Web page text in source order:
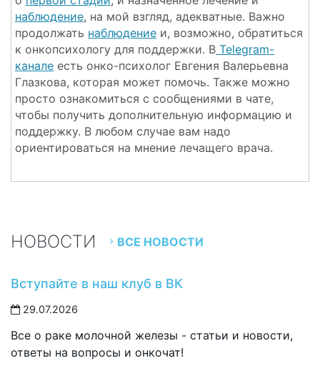
наблюдение, на мой взгляд, адекватные. Важно
продолжать наблюдение и, возможно, обратиться
к онкопсихологу для поддержки. В Telegram-
канале есть онко-психолог Евгения Валерьевна
Глазкова, которая может помочь. Также можно
просто ознакомиться с сообщениями в чате,
чтобы получить дополнительную информацию и
поддержку. В любом случае вам надо
ориентироваться на мнение лечащего врача.
НОВОСТИ ВСЕ НОВОСТИ
Вступайте в наш клуб в ВК
29.07.2026
Все о раке молочной железы - статьи и новости,
ответы на вопросы и онкочат!